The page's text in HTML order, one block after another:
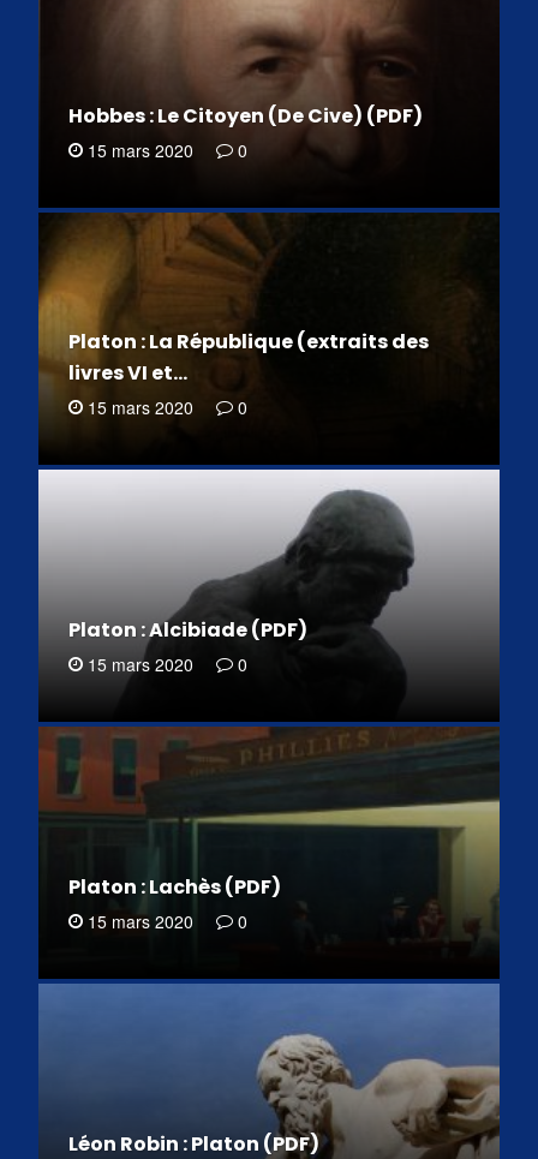
Hobbes : Le Citoyen (De Cive) (PDF)
15 mars 2020 0
Platon : La République (extraits des
livres VI et…
15 mars 2020 0
Platon : Alcibiade (PDF)
15 mars 2020 0
Platon : Lachès (PDF)
15 mars 2020 0
Léon Robin : Platon (PDF)